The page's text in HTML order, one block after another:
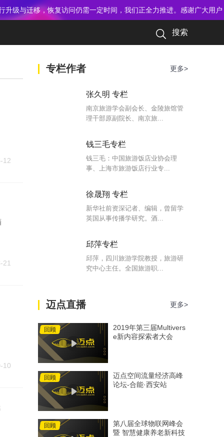
级与迁移，恢复访问仍需一定时间，我们正全力推进。感谢广大用户
搜索
12
21
10
专栏作者 更多>
张久明 专栏
南京旅游学会副会长、金陵旅馆管
理干部原副院长、南京旅...
钱三毛专栏
钱三毛：中国旅游饭店业协会理
事、上海市旅游饭店行业专...
徐晟翔 专栏
新华社前资深记者、编辑，曾留学
英国从事传播学研究。酒...
邱萍专栏
邱萍，四川旅游学院教授，旅游研
究中心主任。全国旅游职...
迈点直播 更多>
2019年第三届Multivers
e新内容探索者大会
回顾
迈点空间流量经济高峰
论坛-合能·西安站
回顾
第八届全球物联网峰会
暨 智慧健康养老新科技
回顾